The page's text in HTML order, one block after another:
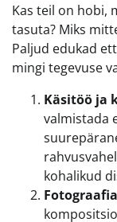
Kas teil on hobi,
tasuta? Miks
Paljud edukad
mingi tegevuse
Käsitöö ja
valmistada
kohalikud